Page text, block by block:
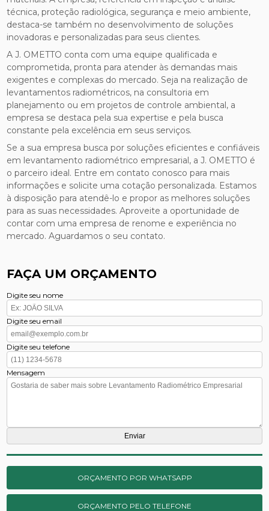
técnica, proteção radiológica, segurança e meio ambiente,
destaca-se também no desenvolvimento de soluções
inovadoras e personalizadas para seus clientes.
A J. OMETTO conta com uma equipe qualificada e
comprometida, pronta para atender às demandas mais
exigentes e complexas do mercado. Seja na realização de
levantamentos radiométricos, na consultoria em
planejamento ou em projetos de controle ambiental, a
empresa se destaca pela sua expertise e pela busca
constante pela excelência em seus serviços.
Se a sua empresa busca por soluções eficientes e confiáveis
em levantamento radiométrico empresarial, a J. OMETTO é
o parceiro ideal. Entre em contato conosco para mais
informações e solicite uma cotação personalizada. Estamos
à disposição para atendê-lo e propor as melhores soluções
para as suas necessidades. Aproveite a oportunidade de
contar com uma empresa de renome e experiência no
mercado. Aguardamos o seu contato.
FAÇA UM ORÇAMENTO
Digite seu nome
Digite seu email
Digite seu telefone
Mensagem
ORÇAMENTO POR WHATSAPP
ORÇAMENTO PELO TELEFONE